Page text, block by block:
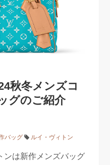
秋冬メンズコ
グのご紹介
バッグ ルイ・ヴィトン
ンは新作メンズバッグ